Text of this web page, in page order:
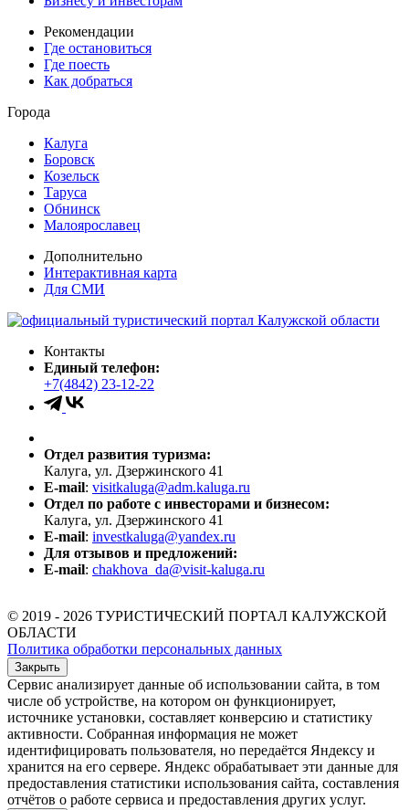
Рекомендации
Где остановиться
Где поесть
Как добраться
Города
Калуга
Боровск
Козельск
Таруса
Обнинск
Малоярославец
Дополнительно
Интерактивная карта
Для СМИ
Контакты
Единый телефон:
+7(4842) 23-12-22
Отдел развития туризма:
Калуга, ул. Дзержинского 41
E-mail: visitkaluga@adm.kaluga.ru
Отдел по работе с инвесторами и бизнесом:
Калуга, ул. Дзержинского 41
E-mail: investkaluga@yandex.ru
Для отзывов и предложений:
E-mail: chakhova_da@visit-kaluga.ru
© 2019 - 2026 ТУРИСТИЧЕСКИЙ ПОРТАЛ КАЛУЖСКОЙ
ОБЛАСТИ
Политика обработки персональных данных
Закрыть
Сервис анализирует данные об использовании сайта, в том
числе об устройстве, на котором он функционирует,
источнике установки, составляет конверсию и статистику
активности. Собранная информация не может
идентифицировать пользователя, но передаётся Яндексу и
хранится на его сервере. Яндекс обрабатывает эти данные для
предоставления статистики использования сайта, составления
отчётов о работе сервиса и предоставления других услуг.